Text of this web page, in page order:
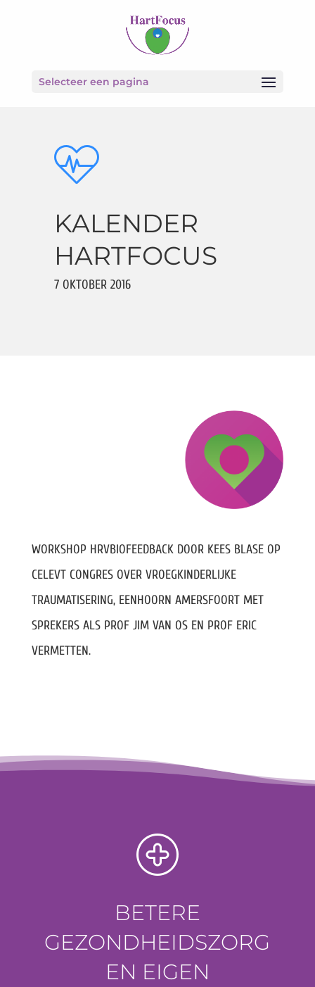
Selecteer een pagina
KALENDER
HARTFOCUS
7 OKTOBER 2016
WORKSHOP HRVBIOFEEDBACK DOOR KEES BLASE OP
CELEVT CONGRES OVER VROEGKINDERLIJKE
TRAUMATISERING, EENHOORN AMERSFOORT MET
SPREKERS ALS PROF JIM VAN OS EN PROF ERIC
VERMETTEN.
BETERE
GEZONDHEIDSZORG
EN EIGEN